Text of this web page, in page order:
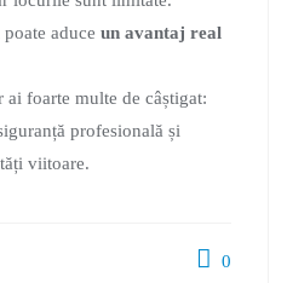
aduce un avantaj real
foarte multe de câștigat:
profesională și
viitoare.
0